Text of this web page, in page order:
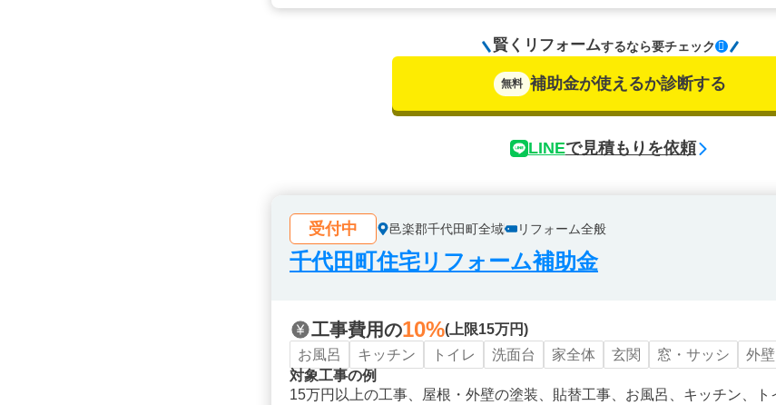
賢くリフォームするなら要チェック
無料 補助金が使えるか診断する
LINEで見積もりを依頼
受付中 邑楽郡千代田町全域 リフォーム全般
千代田町住宅リフォーム補助金
工事費用の10%(上限15万円)
お風呂
キッチン トイレ 洗面台 家全体 玄関 窓・サッシ 外壁
対象工事の例
15万円以上の工事、屋根・外壁の塗装、貼替工事、お風呂、キッチン、ト